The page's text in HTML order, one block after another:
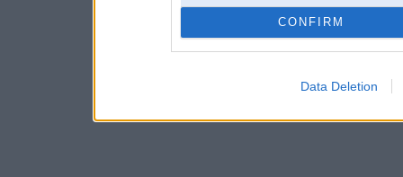
CONFIRM
Data Deletion